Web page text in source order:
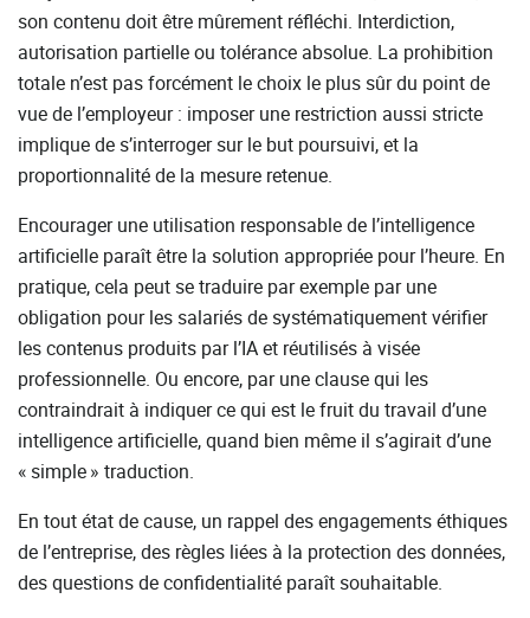
son contenu doit être mûrement réfléchi. Interdiction,
autorisation partielle ou tolérance absolue. La prohibition
totale n’est pas forcément le choix le plus sûr du point de
vue de l’employeur : imposer une restriction aussi stricte
implique de s’interroger sur le but poursuivi, et la
proportionnalité de la mesure retenue.
Encourager une utilisation responsable de l’intelligence
artificielle paraît être la solution appropriée pour l’heure. En
pratique, cela peut se traduire par exemple par une
obligation pour les salariés de systématiquement vérifier
les contenus produits par l’IA et réutilisés à visée
professionnelle. Ou encore, par une clause qui les
contraindrait à indiquer ce qui est le fruit du travail d’une
intelligence artificielle, quand bien même il s’agirait d’une
« simple » traduction.
En tout état de cause, un rappel des engagements éthiques
de l’entreprise, des règles liées à la protection des données,
des questions de confidentialité paraît souhaitable.